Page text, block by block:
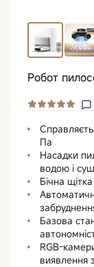
Робот
Па
Насадки
водою і
Бічна
Базова
RGB-
виявлення